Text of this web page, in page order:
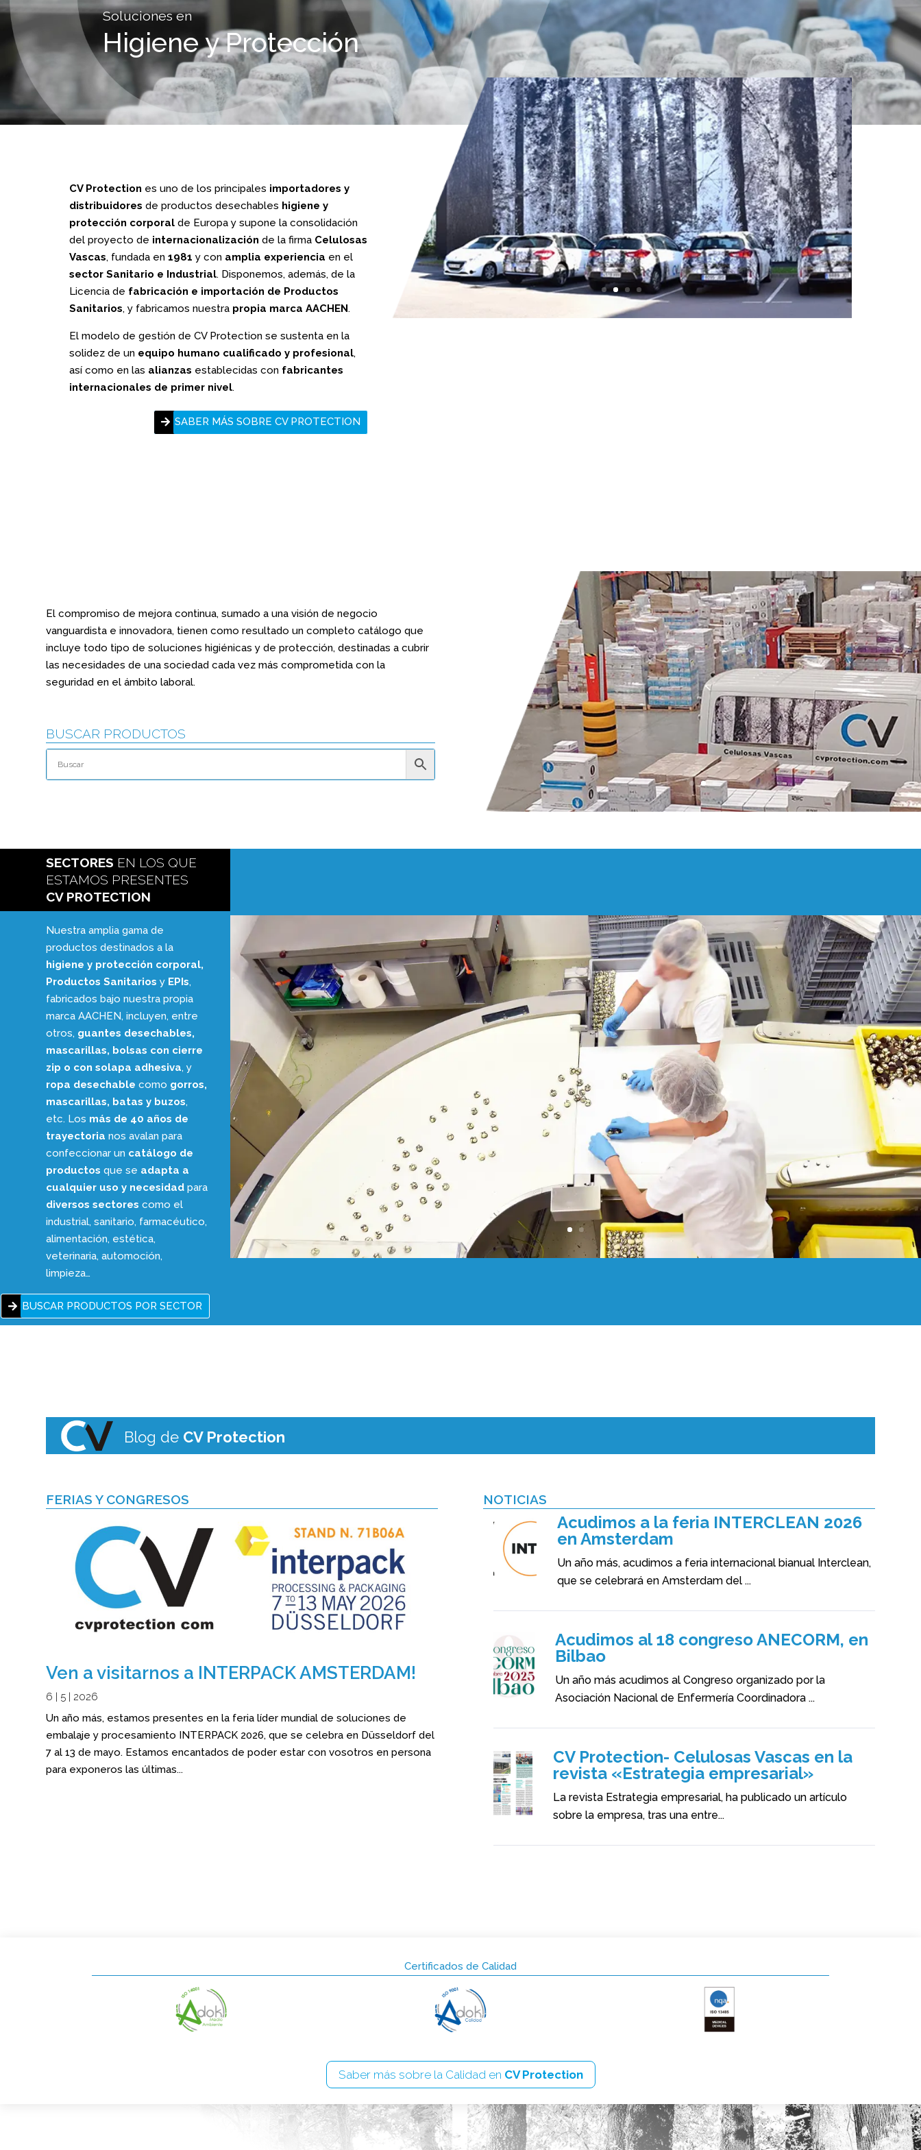
Soluciones en
Higiene y Protección
CV Protection es uno de los principales importadores y
distribuidores de productos desechables higiene y
protección corporalde Europa y supone la consolidación
del proyecto de internacionalización de la firma Celulosas
Vascas, fundada en 1981 y con amplia experiencia en el
sector Sanitario e Industrial. Disponemos, además, de la
Licencia de fabricación e importación de Productos
Sanitarios, y fabricamos nuestra propia marca AACHEN.
El modelo de gestión de CV Protection se sustenta en la
solidez de un equipo humano cualificado y profesional,
así como en las alianzas establecidas con fabricantes
internacionales de primer nivel.
SABER MÁS SOBRE CV PROTECTION
El compromiso de mejora continua, sumado a una visión de negocio
vanguardista e innovadora, tienen como resultado un completo catálogo que
incluye todo tipo de soluciones higiénicas y de protección, destinadas a cubrir
las necesidades de una sociedad cada vez más comprometida con la
seguridad en el ámbito laboral.
BUSCAR PRODUCTOS
SECTORES EN LOS QUE
ESTAMOS PRESENTES
CV PROTECTION
Nuestra amplia gama de
productos destinados a la
higiene y protección corporal,
Productos Sanitarios y EPIs,
fabricados bajo nuestra propia
marca AACHEN, incluyen, entre
otros, guantes desechables,
mascarillas, bolsas con cierre
zip o con solapa adhesiva, y
ropa desechable como gorros,
mascarillas, batas y buzos,
etc. Los más de 40 años de
trayectoria nos avalan para
confeccionar un catálogo de
productos que se adapta a
cualquier uso y necesidad para
diversos sectores como el
industrial, sanitario, farmacéutico,
alimentación, estética,
veterinaria, automoción,
limpieza…
BUSCAR PRODUCTOS POR SECTOR
INDUSTRIA ALIMENTARIA
Blog de CV Protection
FERIAS Y CONGRESOS
Ven a visitarnos a INTERPACK AMSTERDAM!
6 | 5 | 2026
Un año más, estamos presentes en la feria líder mundial de soluciones de
embalaje y procesamiento INTERPACK 2026, que se celebra en Düsseldorf del
7 al 13 de mayo. Estamos encantados de poder estar con vosotros en persona
para exponeros las últimas...
NOTICIAS
Acudimos a la feria INTERCLEAN 2026
en Amsterdam
Un año más, acudimos a feria internacional bianual Interclean,
que se celebrará en Amsterdam del ...
Acudimos al 18 congreso ANECORM, en
Bilbao
Un año más acudimos al Congreso organizado por la
Asociación Nacional de Enfermería Coordinadora ...
CV Protection- Celulosas Vascas en la
revista «Estrategia empresarial»
La revista Estrategia empresarial, ha publicado un artículo
sobre la empresa, tras una entre...
Certificados de Calidad
Saber más sobre la Calidad en CV Protection